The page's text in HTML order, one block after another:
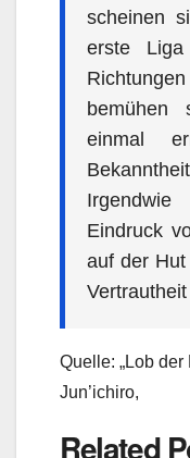
scheinen
erste
einmal
Eindruck
auf der
Quelle: „Lob der
Jun’ichiro,
Related